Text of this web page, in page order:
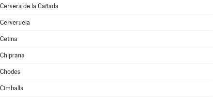
Cervera de la Cañada
Cerveruela
Cetina
Chiprana
Chodes
Cimballa